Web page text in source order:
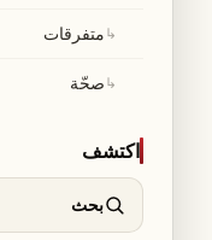
↳متفرقات
↳صحّة
اكتشف
بحث